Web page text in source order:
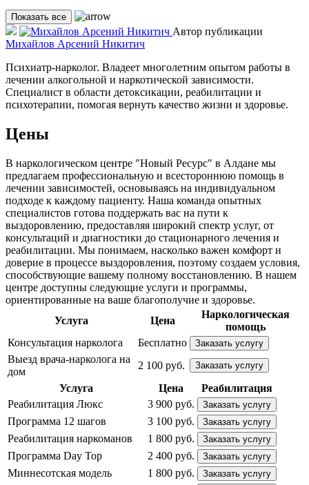
Показать все
Автор публикации
Михайлов Арсений Никитич
Психиатр-нарколог. Владеет многолетним опытом работы в
лечении алкогольной и наркотической зависимости.
Специалист в области детоксикации, реабилитации и
психотерапии, помогая вернуть качество жизни и здоровье.
Цены
В наркологическом центре "Новый Ресурс" в Алдане мы
предлагаем профессиональную и всестороннюю помощь в
лечении зависимостей, основываясь на индивидуальном
подходе к каждому пациенту. Наша команда опытных
специалистов готова поддержать вас на пути к
выздоровлению, предоставляя широкий спектр услуг, от
консультаций и диагностики до стационарного лечения и
реабилитации. Мы понимаем, насколько важен комфорт и
доверие в процессе выздоровления, поэтому создаем условия,
способствующие вашему полному восстановлению. В нашем
центре доступны следующие услуги и программы,
ориентированные на ваше благополучие и здоровье.
Услуга
Цена
Наркологическая
помощь
Консультация нарколога
Бесплатно Заказать услугу
Выезд врача-нарколога на
дом
2 100 руб. Заказать услугу
Услуга Цена
Реабилитация
Реабилитация Люкс
3 900 руб. Заказать услугу
Программа 12 шагов 3 100 руб. Заказать услугу
Реабилитация наркоманов 1 800 руб. Заказать услугу
Программа Day Top 2 400 руб. Заказать услугу
Миннесотская модель 1 800 руб. Заказать услугу